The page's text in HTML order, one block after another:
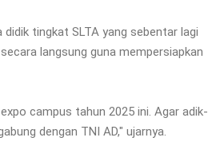
tingkat SLTA yang sebentar lagi
langsung guna mempersiapkan
campus tahun 2025 ini. Agar adik-
dengan TNI AD," ujarnya.